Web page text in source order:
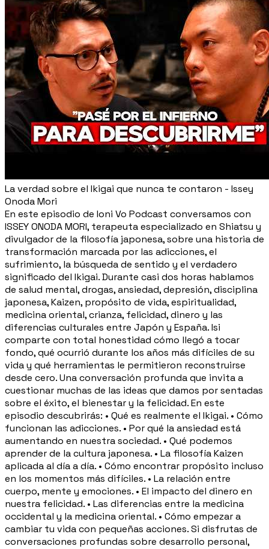
La verdad sobre el Ikigai que nunca te contaron - Issey
Onoda Mori
En este episodio de Ioni Vo Podcast conversamos con
ISSEY ONODA MORI, terapeuta especializado en Shiatsu y
divulgador de la filosofía japonesa, sobre una historia de
transformación marcada por las adicciones, el
sufrimiento, la búsqueda de sentido y el verdadero
significado del Ikigai. Durante casi dos horas hablamos
de salud mental, drogas, ansiedad, depresión, disciplina
japonesa, Kaizen, propósito de vida, espiritualidad,
medicina oriental, crianza, felicidad, dinero y las
diferencias culturales entre Japón y España. Isi
comparte con total honestidad cómo llegó a tocar
fondo, qué ocurrió durante los años más difíciles de su
vida y qué herramientas le permitieron reconstruirse
desde cero. Una conversación profunda que invita a
cuestionar muchas de las ideas que damos por sentadas
sobre el éxito, el bienestar y la felicidad. En este
episodio descubrirás: • Qué es realmente el Ikigai. • Cómo
funcionan las adicciones. • Por qué la ansiedad está
aumentando en nuestra sociedad. • Qué podemos
aprender de la cultura japonesa. • La filosofía Kaizen
aplicada al día a día. • Cómo encontrar propósito incluso
en los momentos más difíciles. • La relación entre
cuerpo, mente y emociones. • El impacto del dinero en
nuestra felicidad. • Las diferencias entre la medicina
occidental y la medicina oriental. • Cómo empezar a
cambiar tu vida con pequeñas acciones. Si disfrutas de
conversaciones profundas sobre desarrollo personal,